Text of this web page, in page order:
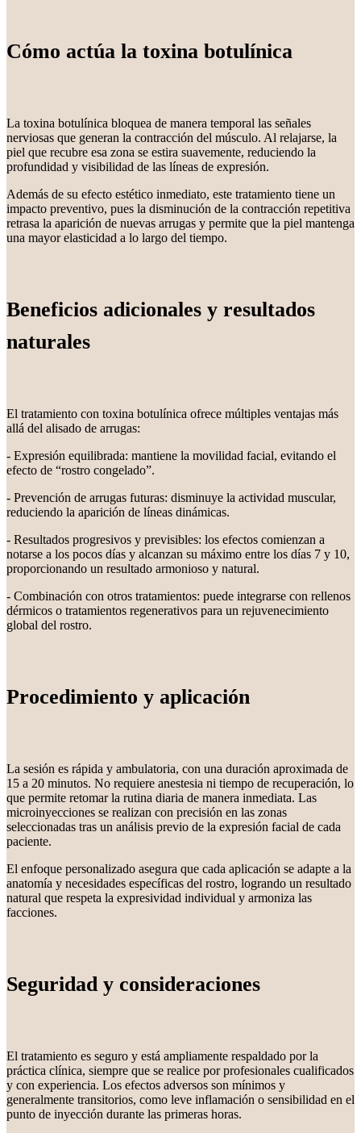
Cómo actúa la toxina botulínica
La toxina botulínica bloquea de manera temporal las señales
nerviosas que generan la contracción del músculo. Al relajarse, la
piel que recubre esa zona se estira suavemente, reduciendo la
profundidad y visibilidad de las líneas de expresión.
Además de su efecto estético inmediato, este tratamiento tiene un
impacto preventivo, pues la disminución de la contracción repetitiva
retrasa la aparición de nuevas arrugas y permite que la piel mantenga
una mayor elasticidad a lo largo del tiempo.
Beneficios adicionales y resultados
naturales
El tratamiento con toxina botulínica ofrece múltiples ventajas más
allá del alisado de arrugas:
- Expresión equilibrada: mantiene la movilidad facial, evitando el
efecto de “rostro congelado”.
- Prevención de arrugas futuras: disminuye la actividad muscular,
reduciendo la aparición de líneas dinámicas.
- Resultados progresivos y previsibles: los efectos comienzan a
notarse a los pocos días y alcanzan su máximo entre los días 7 y 10,
proporcionando un resultado armonioso y natural.
- Combinación con otros tratamientos: puede integrarse con rellenos
dérmicos o tratamientos regenerativos para un rejuvenecimiento
global del rostro.
Procedimiento y aplicación
La sesión es rápida y ambulatoria, con una duración aproximada de
15 a 20 minutos. No requiere anestesia ni tiempo de recuperación, lo
que permite retomar la rutina diaria de manera inmediata. Las
microinyecciones se realizan con precisión en las zonas
seleccionadas tras un análisis previo de la expresión facial de cada
paciente.
El enfoque personalizado asegura que cada aplicación se adapte a la
anatomía y necesidades específicas del rostro, logrando un resultado
natural que respeta la expresividad individual y armoniza las
facciones.
Seguridad y consideraciones
El tratamiento es seguro y está ampliamente respaldado por la
práctica clínica, siempre que se realice por profesionales cualificados
y con experiencia. Los efectos adversos son mínimos y
generalmente transitorios, como leve inflamación o sensibilidad en el
punto de inyección durante las primeras horas.